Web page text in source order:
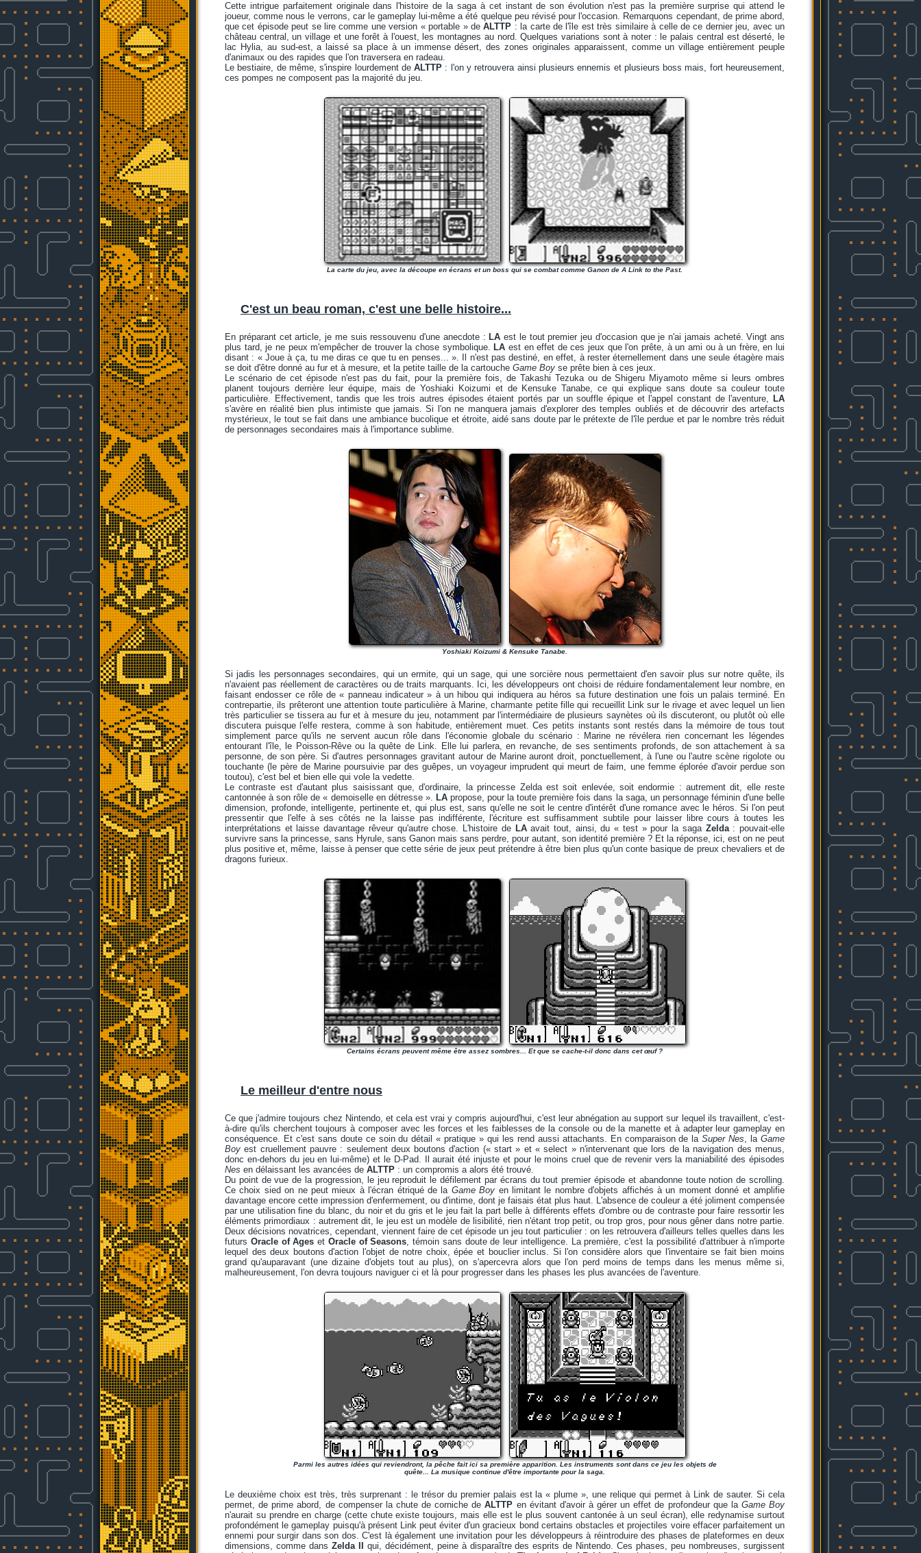
Cette intrigue parfaitement originale dans l'histoire de la saga à cet instant de son évolution n'est pas la première surprise qui attend le
joueur, comme nous le verrons, car le gameplay lui-même a été quelque peu révisé pour l'occasion. Remarquons cependant, de prime abord,
que cet épisode peut se lire comme une version « portable » deALTTP : la carte de l'île est très similaire à celle de ce dernier jeu, avec un
château central, un village et une forêt à l'ouest, les montagnes au nord. Quelques variations sont à noter : le palais central est déserté, le
lac Hylia, au sud-est, a laissé sa place à un immense désert, des zones originales apparaissent, comme un village entièrement peuple
d'animaux ou des rapides que l'on traversera en radeau.
Le bestiaire, de même, s'inspire lourdement deALTTP : l'on y retrouvera ainsi plusieurs ennemis et plusieurs boss mais, fort heureusement,
ces pompes ne composent pas la majorité du jeu.
La carte du jeu, avec la découpe en écrans et un boss qui se combat comme Ganon de A Link to the Past.
C'est un beau roman, c'est une belle histoire...
En préparant cet article, je me suis ressouvenu d'une anecdote : LA est le tout premier jeu d'occasion que je n'ai jamais acheté. Vingt ans
plus tard, je ne peux m'empêcher de trouver la chose symbolique. LA est en effet de ces jeux que l'on prête, à un ami ou à un frère, en lui
disant : « Joue à ça, tu me diras ce que tu en penses... ». Il n'est pas destiné, en effet, à rester éternellement dans une seule étagère mais
se doit d'être donné au fur et à mesure, et la petite taille de la cartouche Game Boy se prête bien à ces jeux.
Le scénario de cet épisode n'est pas du fait, pour la première fois, de Takashi Tezuka ou de Shigeru Miyamoto même si leurs ombres
planent toujours derrière leur équipe, mais de Yoshiaki Koizumi et de Kensuke Tanabe, ce qui explique sans doute sa couleur toute
particulière. Effectivement, tandis que les trois autres épisodes étaient portés par un souffle épique et l'appel constant de l'aventure, LA
s'avère en réalité bien plus intimiste que jamais. Si l'on ne manquera jamais d'explorer des temples oubliés et de découvrir des artefacts
mystérieux, le tout se fait dans une ambiance bucolique et étroite, aidé sans doute par le prétexte de l'île perdue et par le nombre très réduit
de personnages secondaires mais à l'importance sublime.
Yoshiaki Koizumi & Kensuke Tanabe.
Si jadis les personnages secondaires, qui un ermite, qui un sage, qui une sorcière nous permettaient d'en savoir plus sur notre quête, ils
n'avaient pas réellement de caractères ou de traits marquants. Ici, les développeurs ont choisi de réduire fondamentalement leur nombre, en
faisant endosser ce rôle de « panneau indicateur » à un hibou qui indiquera au héros sa future destination une fois un palais terminé. En
contrepartie, ils prêteront une attention toute particulière à Marine, charmante petite fille qui recueillit Link sur le rivage et avec lequel un lien
très particulier se tissera au fur et à mesure du jeu, notamment par l'intermédiaire de plusieurs saynètes où ils discuteront, ou plutôt où elle
discutera puisque l'elfe restera, comme à son habitude, entièrement muet. Ces petits instants sont restés dans la mémoire de tous tout
simplement parce qu'ils ne servent aucun rôle dans l'économie globale du scénario : Marine ne révélera rien concernant les légendes
entourant l'île, le Poisson-Rêve ou la quête de Link. Elle lui parlera, en revanche, de ses sentiments profonds, de son attachement à sa
personne, de son père. Si d'autres personnages gravitant autour de Marine auront droit, ponctuellement, à l'une ou l'autre scène rigolote ou
touchante (le père de Marine poursuivie par des guêpes, un voyageur imprudent qui meurt de faim, une femme éplorée d'avoir perdue son
toutou), c'est bel et bien elle qui vole la vedette.
Le contraste est d'autant plus saisissant que, d'ordinaire, la princesse Zelda est soit enlevée, soit endormie : autrement dit, elle reste
cantonnée à son rôle de « demoiselle en détresse ». LApropose, pour la toute première fois dans la saga, un personnage féminin d'une belle
dimension, profonde, intelligente, pertinente et, qui plus est, sans qu'elle ne soit le centre d'intérêt d'une romance avec le héros. Si l'on peut
pressentir que l'elfe à ses côtés ne la laisse pas indifférente, l'écriture est suffisamment subtile pour laisser libre cours à toutes les
interprétations et laisse davantage rêveur qu'autre chose. L'histoire de LAavait tout, ainsi, du « test » pour la saga Zelda: pouvait-elle
survivre sans la princesse, sans Hyrule, sans Ganon mais sans perdre, pour autant, son identité première ? Et la réponse, ici, est on ne peut
plus positive et, même, laisse à penser que cette série de jeux peut prétendre à être bien plus qu'un conte basique de preux chevaliers et de
dragons furieux.
Certains écrans peuvent même être assez sombres... Et que se cache-t-il donc dans cet œuf ?
Le meilleur d'entre nous
Ce que j'admire toujours chez Nintendo, et cela est vrai y compris aujourd'hui, c'est leur abnégation au support sur lequel ils travaillent, c'est-
à-dire qu'ils cherchent toujours à composer avec les forces et les faiblesses de la console ou de la manette et à adapter leur gameplay en
conséquence. Et c'est sans doute ce soin du détail « pratique » qui les rend aussi attachants. En comparaison de laSuper Nes, laGame
Boy est cruellement pauvre : seulement deux boutons d'action (« start » et « select » n'intervenant que lors de la navigation des menus,
donc en-dehors du jeu en lui-même) et le D-Pad. Il aurait été injuste et pour le moins cruel que de revenir vers la maniabilité des épisodes
Nes en délaissant les avancées de ALTTP : un compromis a alors été trouvé.
Du point de vue de la progression, le jeu reproduit le défilement par écrans du tout premier épisode et abandonne toute notion de scrolling.
Ce choix sied on ne peut mieux à l'écran étriqué de la Game Boy en limitant le nombre d'objets affichés à un moment donné et amplifie
davantage encore cette impression d'enfermement, ou d'intime, dont je faisais état plus haut. L'absence de couleur a été joliment compensée
par une utilisation fine du blanc, du noir et du gris et le jeu fait la part belle à différents effets d'ombre ou de contraste pour faire ressortir les
éléments primordiaux : autrement dit, le jeu est un modèle de lisibilité, rien n'étant trop petit, ou trop gros, pour nous gêner dans notre partie.
Deux décisions novatrices, cependant, viennent faire de cet épisode un jeu tout particulier : on les retrouvera d'ailleurs telles quelles dans les
futurs Oracle of Ages et Oracle of Seasons, témoin sans doute de leur intelligence. La première, c'est la possibilité d'attribuer à n'importe
lequel des deux boutons d'action l'objet de notre choix, épée et bouclier inclus. Si l'on considère alors que l'inventaire se fait bien moins
grand qu'auparavant (une dizaine d'objets tout au plus), on s'apercevra alors que l'on perd moins de temps dans les menus même si,
malheureusement, l'on devra toujours naviguer ci et là pour progresser dans les phases les plus avancées de l'aventure.
Parmi les autres idées qui reviendront, la pêche fait ici sa première apparition. Les instruments sont dans ce jeu les objets de
quête... La musique continue d'être importante pour la saga.
Le deuxième choix est très, très surprenant : le trésor du premier palais est la « plume », une relique qui permet à Link de sauter. Si cela
permet, de prime abord, de compenser la chute de corniche deALTTP en évitant d'avoir à gérer un effet de profondeur que la Game Boy
n'aurait su prendre en charge (cette chute existe toujours, mais elle est le plus souvent cantonée à un seul écran), elle redynamise surtout
profondément le gameplay puisqu'à présent Link peut éviter d'un gracieux bond certains obstacles et projectiles voire effacer parfaitement un
ennemi pour surgir dans son dos. C'est là également une invitation pour les développeurs à réintroduire des phases de plateformes en deux
dimensions, comme dans Zelda II
qui, décidément, peine à disparaître des esprits de Nintendo. Ces phases, peu nombreuses, surgissent